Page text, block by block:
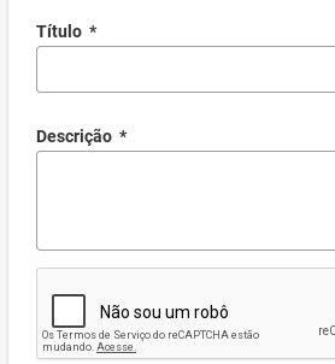
Título *
Descrição *